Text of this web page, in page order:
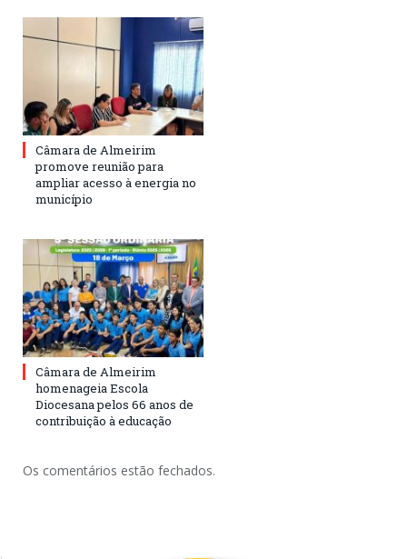
Câmara de Almeirim
promove reunião para
ampliar acesso à energia no
município
Câmara de Almeirim
homenageia Escola
Diocesana pelos 66 anos de
contribuição à educação
Os comentários estão fechados.